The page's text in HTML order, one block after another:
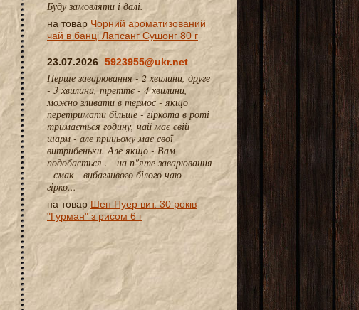
Буду замовляти і далі.
на товар Чорний ароматизований
чай в банці Лапсанг Сушонг 80 г
23.07.2026 5923955@ukr.net
Перше заварювання - 2 хвилини, друге
- 3 хвилини, треттє - 4 хвилини,
можно зливати в термос - якщо
перетримати більше - гіркота в роті
тримається годину, чай має свій
шарм - але прицьому має свої
витрибеньки. Але якщо - Вам
подобається . - на п"яте заварювання
- смак - вибагливого білого чаю-
гірко...
на товар Шен Пуер вит. 30 років
"Гурман" з рисом 6 г